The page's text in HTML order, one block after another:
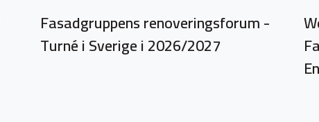
Fasadgruppens renoveringsforum -
Turné i Sverige i 2026/2027